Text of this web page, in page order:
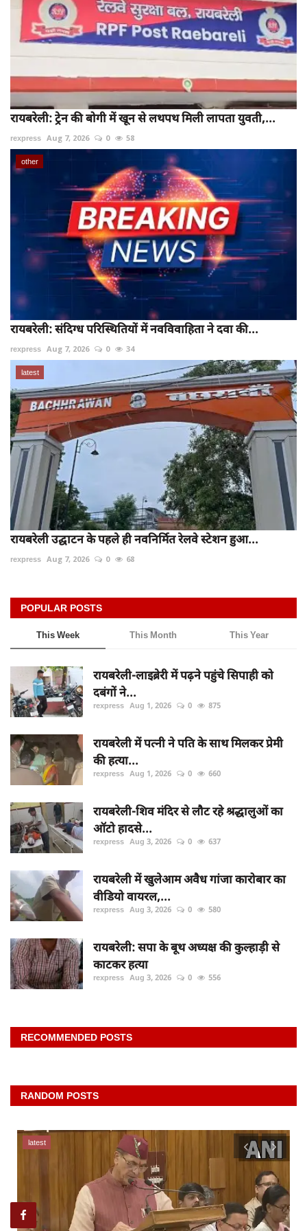
रायबरेली: ट्रेन की बोगी में खून से लथपथ मिली लापता युवती,...
rexpress Aug 7, 2026 0 58
other
रायबरेली: संदिग्ध परिस्थितियों में नवविवाहिता ने दवा की...
rexpress Aug 7, 2026 0 34
latest
रायबरेली उद्घाटन के पहले ही नवनिर्मित रेलवे स्टेशन हुआ...
rexpress Aug 7, 2026 0 68
POPULAR POSTS
This Week This Month This Year
रायबरेली-लाइब्रेरी में पढ़ने पहुंचे सिपाही को
दबंगों ने...
rexpress Aug 1, 2026 0 875
रायबरेली में पत्नी ने पति के साथ मिलकर प्रेमी
की हत्या...
rexpress Aug 1, 2026 0 660
रायबरेली-शिव मंदिर से लौट रहे श्रद्धालुओं का
ऑटो हादसे...
rexpress Aug 3, 2026 0 637
रायबरेली में खुलेआम अवैध गांजा कारोबार का
वीडियो वायरल,...
rexpress Aug 3, 2026 0 580
रायबरेली: सपा के बूथ अध्यक्ष की कुल्हाड़ी से
काटकर हत्या
rexpress Aug 3, 2026 0 556
RECOMMENDED POSTS
RANDOM POSTS
latest